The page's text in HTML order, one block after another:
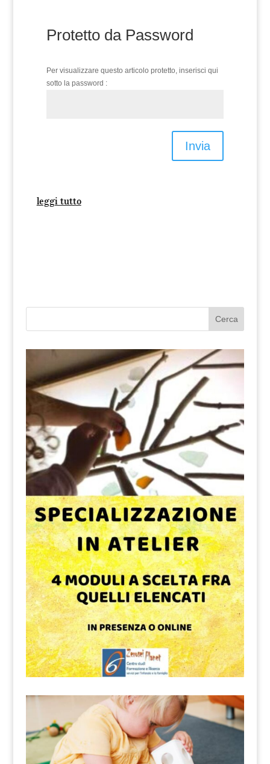
Protetto da Password
Per visualizzare questo articolo protetto, inserisci qui
sotto la password :
Invia
leggi tutto
Cerca